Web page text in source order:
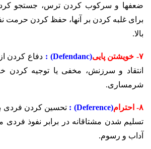
ضعفها و سرکوب کردن ترس، جستجو
برای غلبه کردن بر آنها، حفظ کردن
بالا.
۷- خویشتن پایی (Defendanc) :
دفاع کردن
انتقاد و سرزنش، مخفی یا توجیه کردن
شرمساری.
۸- احترام (Deference) :
تحسین کردن فردی
تسلیم شدن مشتاقانه در برابر نفوذ فردی
آداب و رسوم.